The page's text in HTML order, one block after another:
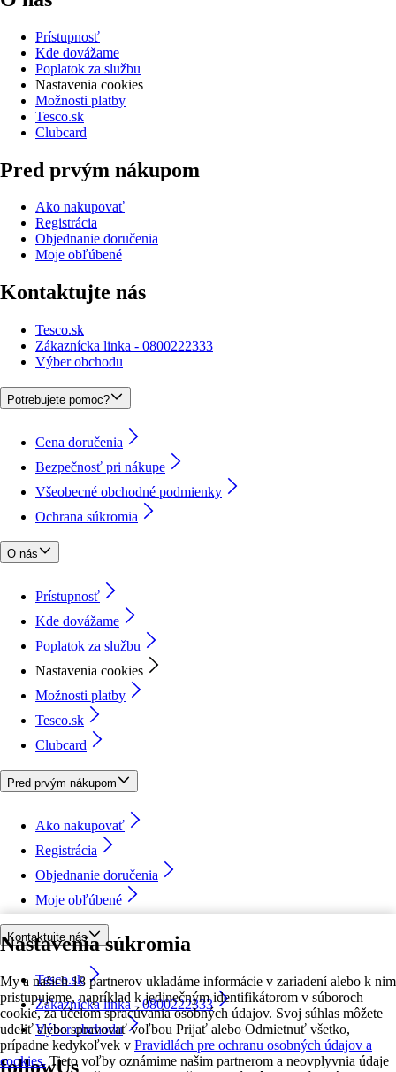
Nastavenia súkromia
My a našich 18 partnerov ukladáme informácie v zariadení alebo k nim
pristupujeme, napríklad k jedinečným identifikátorom v súboroch
cookie, za účelom spracúvania osobných údajov. Svoj súhlas môžete
udeliť alebo spravovať voľbou Prijať alebo Odmietnuť všetko,
prípadne kedykoľvek v Pravidlách pre ochranu osobných údajov a
cookies. Tieto voľby oznámime našim partnerom a neovplyvnia údaje
Prístupnosť
Kde dovážame
Poplatok za službu
Nastavenia cookies
Možnosti platby
Tesco.sk
Clubcard
Pred prvým nákupom
Ako nakupovať
Registrácia
Objednanie doručenia
Moje obľúbené
Kontaktujte nás
Tesco.sk
Zákaznícka linka - 0800222333
Výber obchodu
Potrebujete pomoc?
Cena doručenia
Bezpečnosť pri nákupe
Všeobecné obchodné podmienky
Ochrana súkromia
O nás
Prístupnosť
Kde dovážame
Poplatok za službu
Nastavenia cookies
Možnosti platby
Tesco.sk
Clubcard
Pred prvým nákupom
Ako nakupovať
Registrácia
Objednanie doručenia
Moje obľúbené
Kontaktujte nás
Tesco.sk
Zákaznícka linka - 0800222333
Výber obchodu
followUs